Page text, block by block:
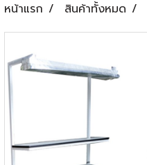
หน้าแรก สินค้าทั้งหมด